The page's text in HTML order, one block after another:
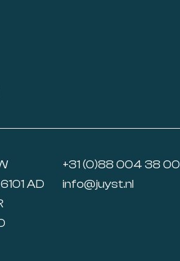
+31 (0)88 004 38 00
AD
info@juyst.nl